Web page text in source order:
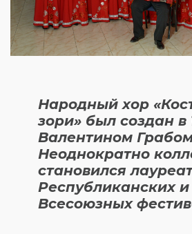
Народный хор
зори» был создан в
Валентином
Неоднократно
становился
Республиканских и
Всесоюзных